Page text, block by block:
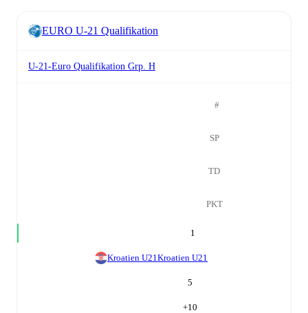
EURO U-21 Qualifikation
U-21-Euro Qualifikation Grp. H
#
SP
TD
PKT
1
Kroatien U21 Kroatien U21
5
+10